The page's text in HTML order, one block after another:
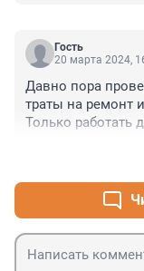
Гость
20 марта 2024,
Давно пора
траты на ремонт
Только